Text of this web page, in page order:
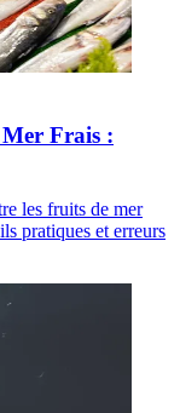
Frais :
les fruits de mer
pratiques et erreurs